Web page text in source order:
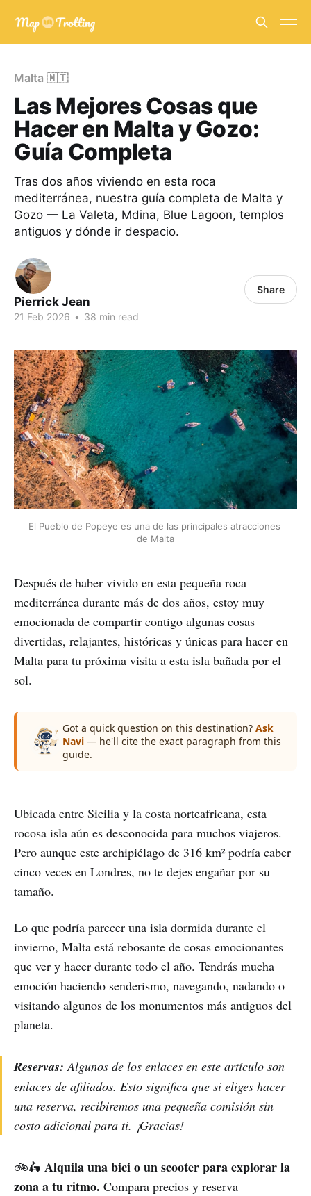
Malta 🇲🇹
Las Mejores Cosas que
Hacer en Malta y Gozo:
Guía Completa
Tras dos años viviendo en esta roca
mediterránea, nuestra guía completa de Malta y
Gozo — La Valeta, Mdina, Blue Lagoon, templos
antiguos y dónde ir despacio.
Pierrick Jean
21 Feb 2026 • 38 min read
Share
El Pueblo de Popeye es una de las principales atracciones
de Malta
Después de haber vivido en esta pequeña roca
mediterránea durante más de dos años, estoy muy
emocionada de compartir contigo algunas cosas
divertidas, relajantes, históricas y únicas para hacer en
Malta para tu próxima visita a esta isla bañada por el
sol.
Got a quick question on this destination? Ask
Navi — he'll cite the exact paragraph from this
guide.
Ubicada entre Sicilia y la costa norteafricana, esta
rocosa isla aún es desconocida para muchos viajeros.
Pero aunque este archipiélago de 316 km² podría caber
cinco veces en Londres, no te dejes engañar por su
tamaño.
Lo que podría parecer una isla dormida durante el
invierno, Malta está rebosante de cosas emocionantes
que ver y hacer durante todo el año. Tendrás mucha
emoción haciendo senderismo, navegando, nadando o
visitando algunos de los monumentos más antiguos del
planeta.
Reservas: Algunos de los enlaces en este artículo son
enlaces de afiliados. Esto significa que si eliges hacer
una reserva, recibiremos una pequeña comisión sin
costo adicional para ti. ¡Gracias!
🚲🛵 Alquila una bici o un scooter para explorar la
zona a tu ritmo. Compara precios y reserva